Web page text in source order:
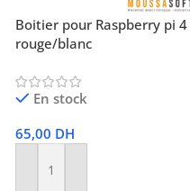
Boitier pour Raspberry pi 4
rouge/blanc
En stock
65,00 DH
Ajouter Au Panier